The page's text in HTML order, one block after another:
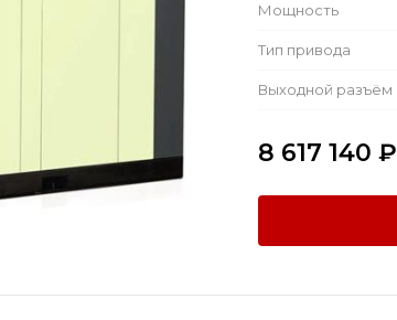
Мощность
Тип привода
Выходной разъём
8 617 140 ₽